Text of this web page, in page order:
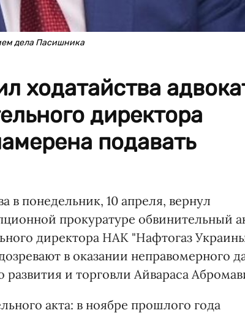
дела Пасишника
ходатайства
директора
подавать
понедельник, 10 апреля, вернул
прокуратуре обвинительный
директора НАК "Нафтогаз
в оказании неправомерного
и торговли Айвараса
акта: в ноябре прошлого года